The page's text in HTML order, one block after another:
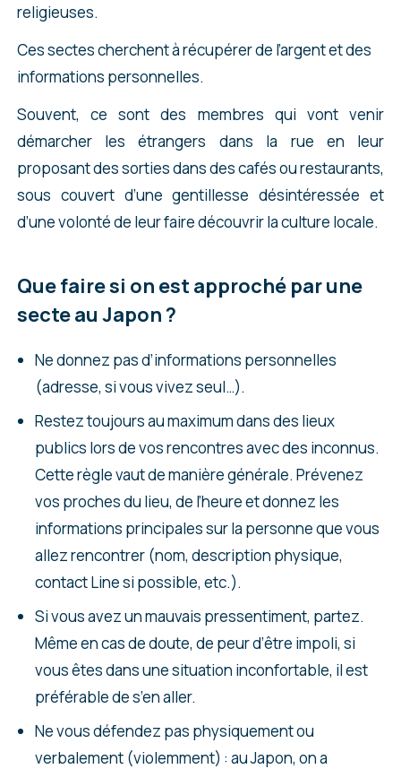
religieuses.
Ces sectes cherchent à récupérer de l’argent et des
informations personnelles.
Souvent, ce sont des membres qui vont venir
démarcher les étrangers dans la rue en leur
proposant des sorties dans des cafés ou restaurants,
sous couvert d’une gentillesse désintéressée et
d’une volonté de leur faire découvrir la culture locale.
Que faire si on est approché par une
secte au Japon ?
Ne donnez pas d’informations personnelles
(adresse, si vous vivez seul…).
Restez toujours au maximum dans des lieux
publics lors de vos rencontres avec des inconnus.
Cette règle vaut de manière générale. Prévenez
vos proches du lieu, de l’heure et donnez les
informations principales sur la personne que vous
allez rencontrer (nom, description physique,
contact Line si possible, etc.).
Si vous avez un mauvais pressentiment, partez.
Même en cas de doute, de peur d’être impoli, si
vous êtes dans une situation inconfortable, il est
préférable de s’en aller.
Ne vous défendez pas physiquement ou
verbalement (violemment) : au Japon, on a